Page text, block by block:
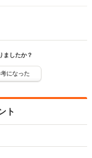
ましたか？
になった
ト